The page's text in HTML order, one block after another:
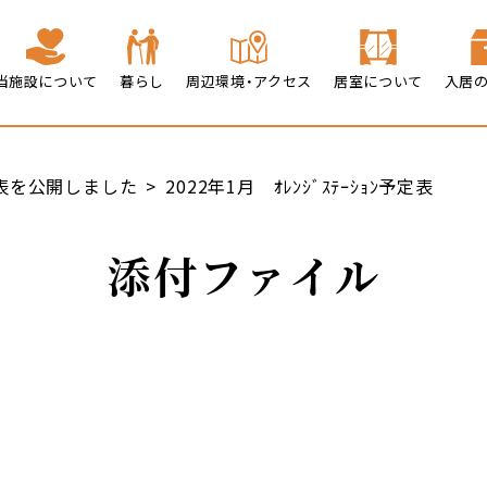
施設について 暮らし 周辺環境・アクセス 居室について 入居
を公開しました 2022年1月 ｵﾚﾝｼﾞｽﾃｰｼｮﾝ予定表
添付ファイル